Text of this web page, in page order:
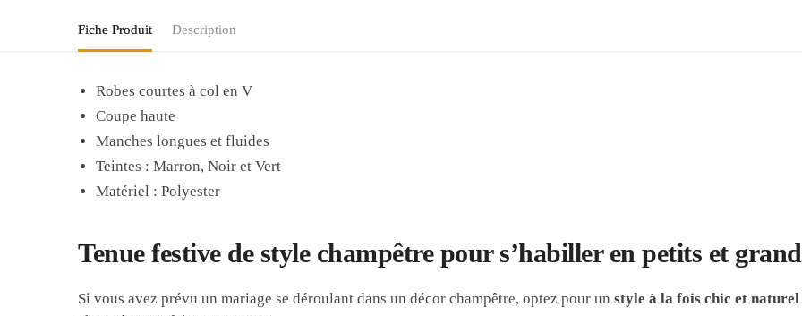
Fiche Produit Description
Robes courtes à col en V
Coupe haute
Manches longues et fluides
Teintes : Marron, Noir et Vert
Matériel : Polyester
Tenue festive de style champêtre pour s’habiller en petits et
Si vous avez prévu un mariage se déroulant dans un décor champêtre, optez pour unstyle à la fois chic et naturel